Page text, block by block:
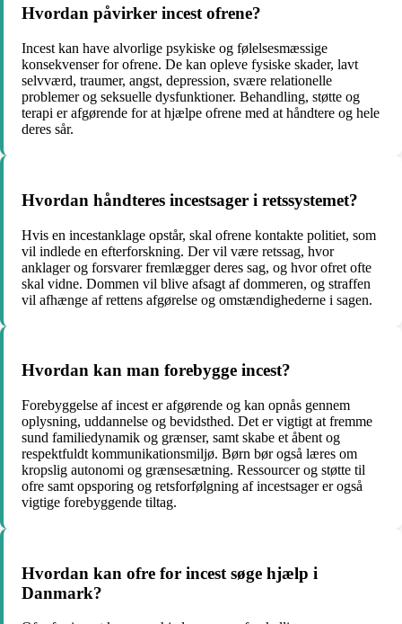
Hvordan påvirker incest ofrene?
Incest kan have alvorlige psykiske og følelsesmæssige
konsekvenser for ofrene. De kan opleve fysiske skader, lavt
selvværd, traumer, angst, depression, svære relationelle
problemer og seksuelle dysfunktioner. Behandling, støtte og
terapi er afgørende for at hjælpe ofrene med at håndtere og hele
deres sår.
Hvordan håndteres incestsager i retssystemet?
Hvis en incestanklage opstår, skal ofrene kontakte politiet, som
vil indlede en efterforskning. Der vil være retssag, hvor
anklager og forsvarer fremlægger deres sag, og hvor ofret ofte
skal vidne. Dommen vil blive afsagt af dommeren, og straffen
vil afhænge af rettens afgørelse og omstændighederne i sagen.
Hvordan kan man forebygge incest?
Forebyggelse af incest er afgørende og kan opnås gennem
oplysning, uddannelse og bevidsthed. Det er vigtigt at fremme
sund familiedynamik og grænser, samt skabe et åbent og
respektfuldt kommunikationsmiljø. Børn bør også læres om
kropslig autonomi og grænsesætning. Ressourcer og støtte til
ofre samt opsporing og retsforfølgning af incestsager er også
vigtige forebyggende tiltag.
Hvordan kan ofre for incest søge hjælp i
Danmark?